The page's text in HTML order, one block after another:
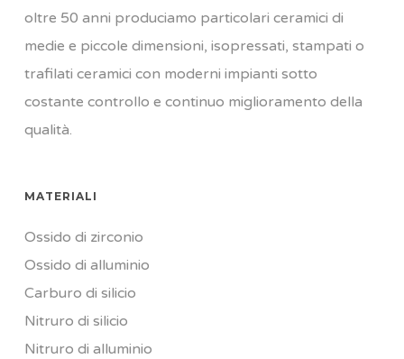
oltre 50 anni produciamo particolari ceramici di
medie e piccole dimensioni, isopressati, stampati o
trafilati ceramici con moderni impianti sotto
costante controllo e continuo miglioramento della
qualità.
MATERIALI
Ossido di zirconio
Ossido di alluminio
Carburo di silicio
Nitruro di silicio
Nitruro di alluminio